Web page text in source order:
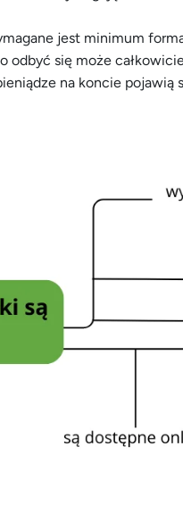
jest minimum
odbyć się może
na koncie pojawią